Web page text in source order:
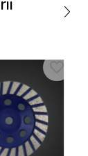
favorite_border